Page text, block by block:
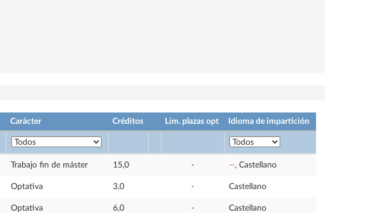
Carácter Créditos Lím. plazas opt Idioma de impartición
Trabajo fin de máster 15,0 - —, Castellano
Optativa 3,0 - Castellano
Optativa 6,0 - Castellano